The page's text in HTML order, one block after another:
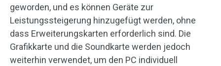
geworden, und es können Geräte zur
Leistungssteigerung hinzugefügt werden, ohne
dass Erweiterungskarten erforderlich sind. Die
Grafikkarte und die Soundkarte werden jedoch
weiterhin verwendet, um den PC individuell